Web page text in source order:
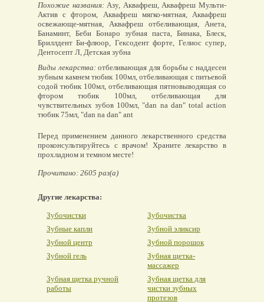
Похожие названия:Азу, Аквафреш, Аквафреш Мульти-
Актив с фтором, Аквафреш мягко-мятная, Аквафреш
освежающе-мятная, Аквафреш отбеливающая, Анета,
Банаминт, Беби Бонаро зубная паста, Бинака, Блеск,
Бриллдент Би-флюор, Гексодент форте, Гелиос супер,
Дентосепт Л, Детская зубна
Виды лекарства:отбеливающая для борьбы с наддесен
зубным камнем тюбик 100мл, отбеливающая с питьевой
содой тюбик 100мл, отбеливающая пятновыводящая со
фтором тюбик 100мл, отбеливающая для
чувствительных зубов 100мл, "dan na dan" total action
тюбик 75мл, "dan na dan" ant
Перед применением данного лекарственного средства
проконсультируйтесь с врачом! Храните лекарство в
прохладном и темном месте!
Прочитано: 2605 раз(а)
Другие лекарства:
Зубочистки
Зубочистка
Зубные капли
Зубной эликсир
Зубной центр
Зубной порошок
Зубной гель
Зубная щетка-
массажер
Зубная щетка ручной
работы
Зубная щетка для
чистки зубных
протезов